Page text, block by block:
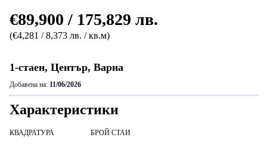
€89,900 / 175,829 лв.
(€4,281 / 8,373 лв. / кв.м)
1-стаен, Център, Варна
Добавена на: 11/06/2026
Характеристики
КВАДРАТУРА БРОЙ СТАИ